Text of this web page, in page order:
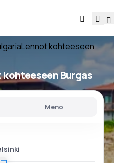
Lennot kohteeseen
kohteeseen Burgas
Meno